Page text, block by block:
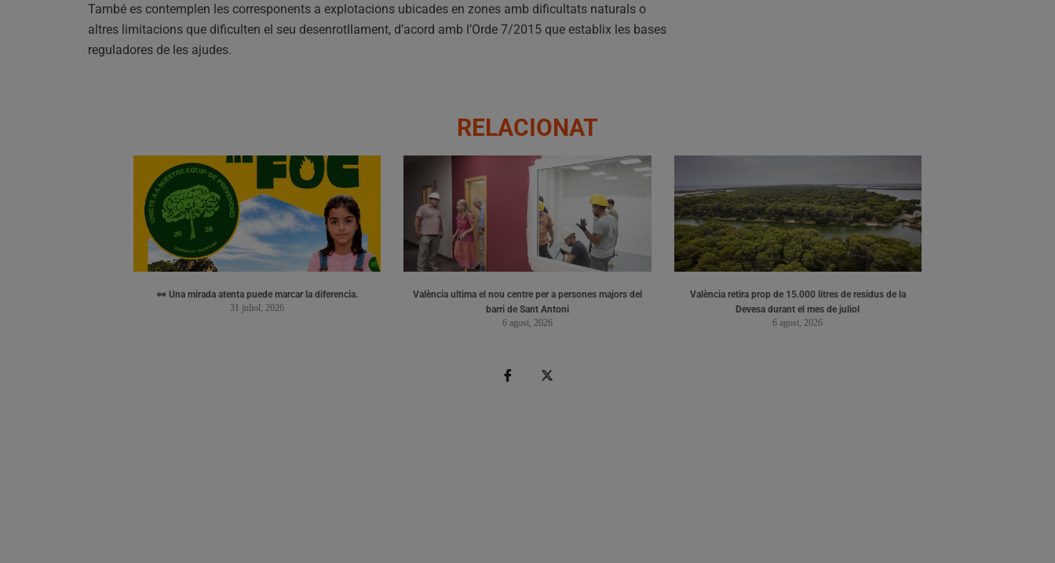
També es contemplen les corresponents a explotacions ubicades en zones amb dificultats naturals o
altres limitacions que dificulten el seu desenrotllament, d’acord amb l’Orde 7/2015 que establix les bases
reguladores de les ajudes.
RELACIONAT
👀 Una mirada atenta puede marcar la diferencia.
31 juliol, 2026
València ultima el nou centre per a persones majors del
barri de Sant Antoni
6 agost, 2026
València retira prop de 15.000 litres de residus de la
Devesa durant el mes de juliol
6 agost, 2026